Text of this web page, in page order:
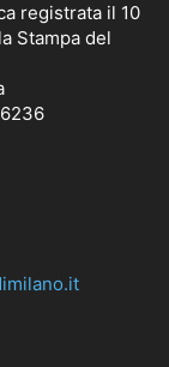
registrata il 10
Stampa del